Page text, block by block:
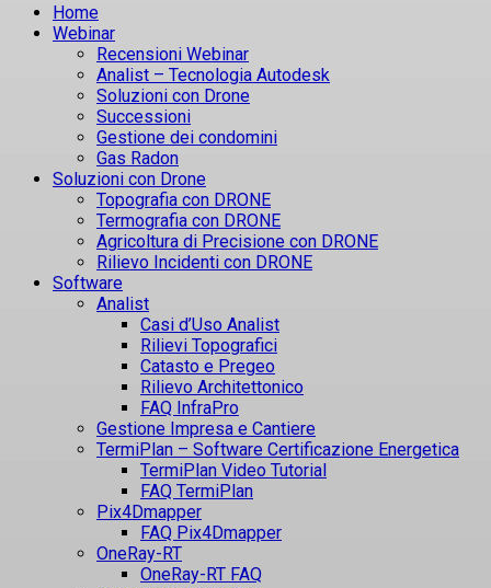
Home
Webinar
Recensioni Webinar
Analist – Tecnologia Autodesk
Soluzioni con Drone
Successioni
Gestione dei condomini
Gas Radon
Soluzioni con Drone
Topografia con DRONE
Termografia con DRONE
Agricoltura di Precisione con DRONE
Rilievo Incidenti con DRONE
Software
Analist
Casi d’Uso Analist
Rilievi Topografici
Catasto e Pregeo
Rilievo Architettonico
FAQ InfraPro
Gestione Impresa e Cantiere
TermiPlan – Software Certificazione Energetica
TermiPlan Video Tutorial
FAQ TermiPlan
Pix4Dmapper
FAQ Pix4Dmapper
OneRay-RT
OneRay-RT FAQ